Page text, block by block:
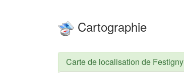
Cartographie
Carte de localisation de Festigny